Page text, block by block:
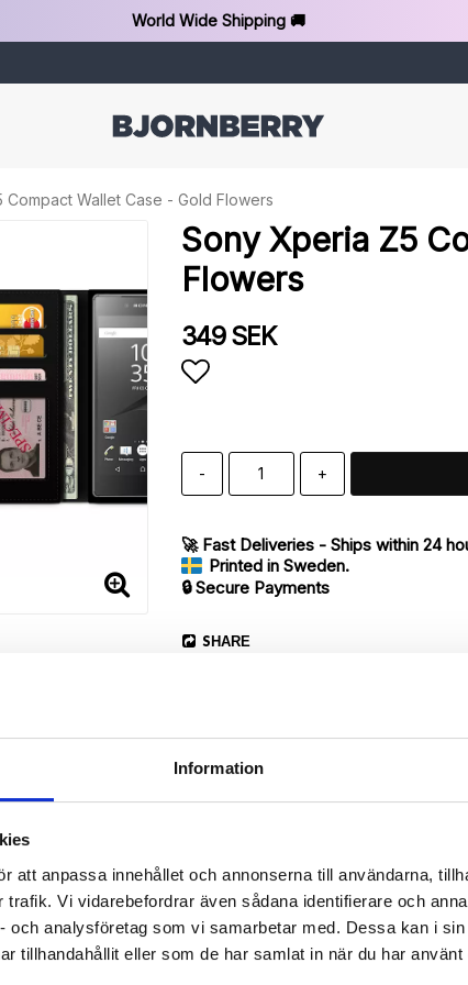
Information
att anpassa innehållet och annonserna till användarna,
Vi vidarebefordrar även sådana identifierare och
och analysföretag som vi samarbetar med. Dessa kan i
tillhandahållit eller som de har samlat in när du har använt
World Wide Shipping 🚚
Compact Wallet Case - Gold Flowers
Sony Xperia Z5
Flowers
349 SEK
- +
🚀 Fast Deliveries - Ships within 24
Printed in Sweden.
🔒 Secure Payments
SHARE
Article no.: 291570
Xperia Z5 Compact with unique “Gold Flowers”-pattern.